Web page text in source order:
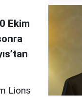
Ekim
Lions